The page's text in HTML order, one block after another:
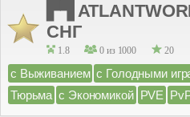
▛▜
СНГ
1.8 0 из 1000 20
с Выживанием с Голодными
Тюрьма с Экономикой PVE